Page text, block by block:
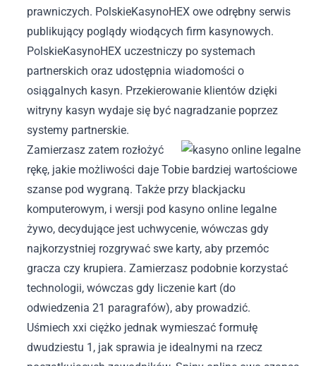
prawniczych. PolskieKasynoHEX owe odrębny serwis
publikujący poglądy wiodących firm kasynowych.
PolskieKasynoHEX uczestniczy po systemach
partnerskich oraz udostępnia wiadomości o
osiągalnych kasyn. Przekierowanie klientów dzięki
witryny kasyn wydaje się być nagradzanie poprzez
systemy partnerskie.
Zamierzasz zatem rozłożyć
rękę, jakie możliwości daje Tobie bardziej wartościowe
szanse pod wygraną. Także przy blackjacku
komputerowym, i wersji pod kasyno online legalne
żywo, decydujące jest uchwycenie, wówczas gdy
najkorzystniej rozgrywać swe karty, aby przemóc
gracza czy krupiera. Zamierzasz podobnie korzystać
technologii, wówczas gdy liczenie kart (do
odwiedzenia 21 paragrafów), aby prowadzić.
Uśmiech xxi ciężko jednak wymieszać formułę
dwudziestu 1, jak sprawia je idealnymi na rzecz